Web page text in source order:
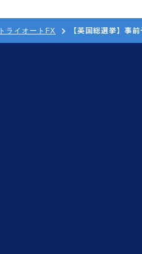
トライオートFX 【英国総選挙】事